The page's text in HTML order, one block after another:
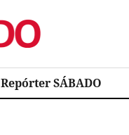
Repórter SÁBADO